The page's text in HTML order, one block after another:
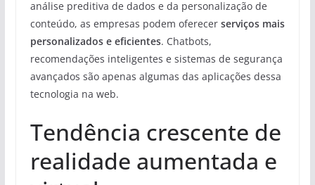
análise preditiva de dados e da personalização de
conteúdo, as empresas podem oferecer serviços mais
personalizados e eficientes. Chatbots,
recomendações inteligentes e sistemas de segurança
avançados são apenas algumas das aplicações dessa
tecnologia na web.
Tendência crescente de
realidade aumentada e